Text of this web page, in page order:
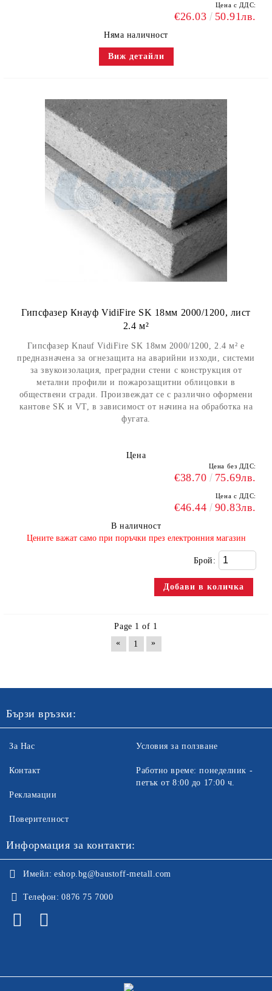
Цена с ДДС:
€26.03 50.91лв.
Няма наличност
Виж детайли
Гипсфазер Кнауф VidiFire SK 18мм 2000/1200, лист
2.4 м²
Гипсфазер Knauf VidiFire SK 18мм 2000/1200, 2.4 м² е
предназначена за огнезащита на аварийни изходи, системи
за звукоизолация, преградни стени с конструкция от
метални профили и пожарозащитни облицовки в
обществени сгради. Произвеждат се с различно оформени
кантове SK и VT, в зависимост от начина на обработка на
фугата.
Цена
Цена без ДДС:
€38.70 75.69лв.
Цена с ДДС:
€46.44 90.83лв.
В наличност
​Цените важат само при поръчки през електронния магазин
Брой:
Page 1 of 1
«
1 »
Бързи връзки:
За Нас
Контакт
Рекламации
Поверителност
Условия за ползване
Работно време: понеделник -
петък от 8:00 до 17:00 ч.
Информация за контакти:
Имейл: eshop.bg@baustoff-metall.com
Телефон: 0876 75 7000